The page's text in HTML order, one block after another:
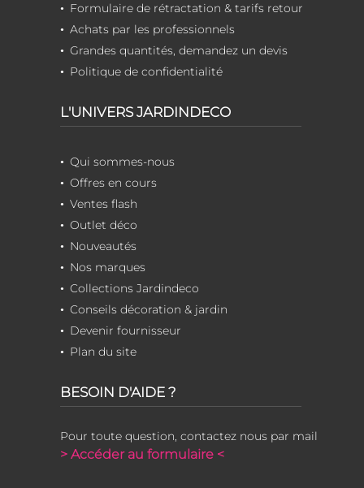
Formulaire de rétractation & tarifs retour
Achats par les professionnels
Grandes quantités, demandez un devis
Politique de confidentialité
L'UNIVERS JARDINDECO
Qui sommes-nous
Offres en cours
Ventes flash
Outlet déco
Nouveautés
Nos marques
Collections Jardindeco
Conseils décoration & jardin
Devenir fournisseur
Plan du site
BESOIN D'AIDE ?
Pour toute question, contactez nous par mail
> Accéder au formulaire <